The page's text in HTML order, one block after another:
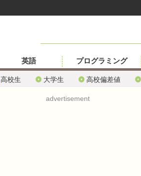
高校生 大学生 高校偏差値
英語 プログラミング
advertisement